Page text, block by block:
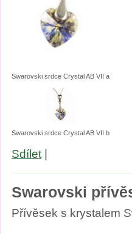
Swarovski srdce Crystal AB VII a
Swarovski srdce Crystal AB VII b
Sdílet
Swarovski
Přívěsek s krystalem